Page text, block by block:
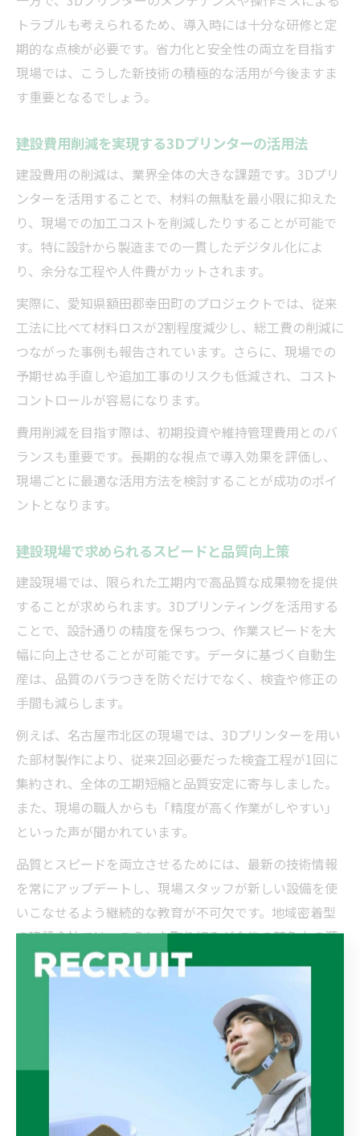
トラブルも考えられるため、導入時には十分な研修と定
期的な点検が必要です。省力化と安全性の両立を目指す
現場では、こうした新技術の積極的な活用が今後ますま
す重要となるでしょう。
建設費用削減を実現する3Dプリンターの活用法
建設費用の削減は、業界全体の大きな課題です。3Dプリ
ンターを活用することで、材料の無駄を最小限に抑えた
り、現場での加工コストを削減したりすることが可能で
す。特に設計から製造までの一貫したデジタル化によ
り、余分な工程や人件費がカットされます。
実際に、愛知県額田郡幸田町のプロジェクトでは、従来
工法に比べて材料ロスが2割程度減少し、総工費の削減に
つながった事例も報告されています。さらに、現場での
予期せぬ手直しや追加工事のリスクも低減され、コスト
コントロールが容易になります。
費用削減を目指す際は、初期投資や維持管理費用とのバ
ランスも重要です。長期的な視点で導入効果を評価し、
現場ごとに最適な活用方法を検討することが成功のポイ
ントとなります。
建設現場で求められるスピードと品質向上策
建設現場では、限られた工期内で高品質な成果物を提供
することが求められます。3Dプリンティングを活用する
ことで、設計通りの精度を保ちつつ、作業スピードを大
幅に向上させることが可能です。データに基づく自動生
産は、品質のバラつきを防ぐだけでなく、検査や修正の
手間も減らします。
例えば、名古屋市北区の現場では、3Dプリンターを用い
た部材製作により、従来2回必要だった検査工程が1回に
集約され、全体の工期短縮と品質安定に寄与しました。
また、現場の職人からも「精度が高く作業がしやすい」
といった声が聞かれています。
品質とスピードを両立させるためには、最新の技術情報
を常にアップデートし、現場スタッフが新しい設備を使
いこなせるよう継続的な教育が不可欠です。地域密着型
の建設会社では、こうした取り組みが今後の競争力の源
泉となるでしょう。
愛知県発の建設3Dプリント最新事
建設現場で実施された3Dプリント最新事例紹介